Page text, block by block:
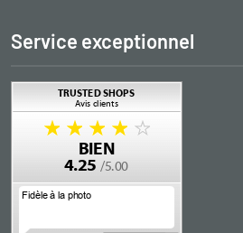
Service exceptionnel